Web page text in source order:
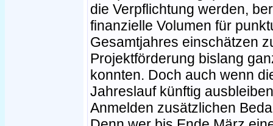
die Verpflichtung werden,
finanzielle Volumen für
Gesamtjahres einschätzen
Projektförderung bislang
konnten. Doch auch wenn
Jahreslauf künftig
Anmelden zusätzlichen